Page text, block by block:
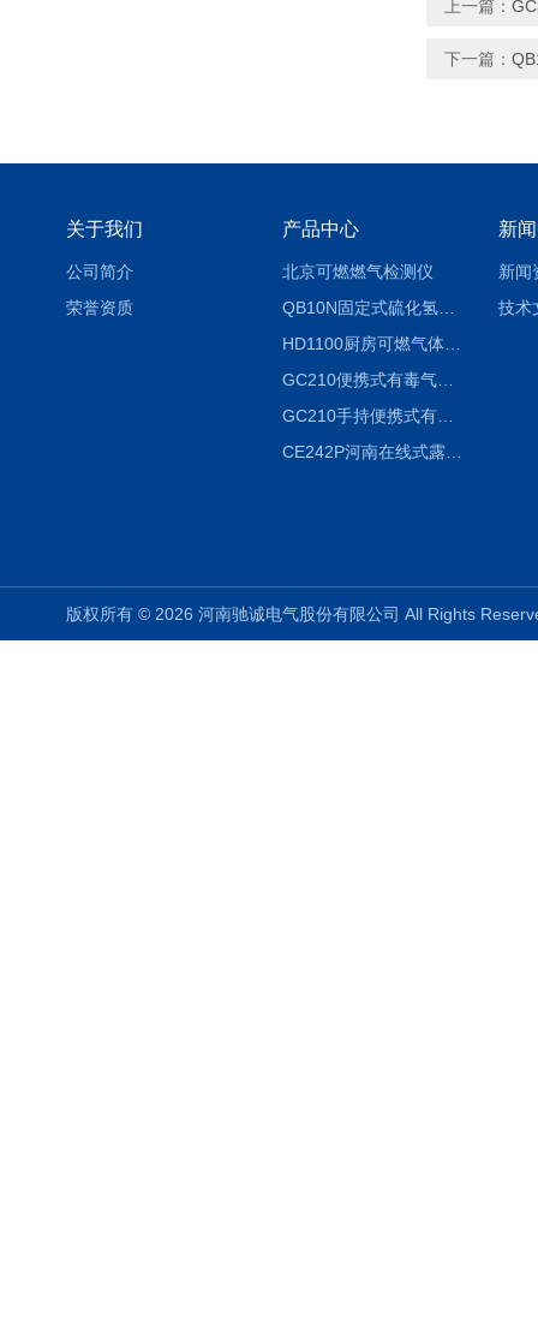
上一篇：
下一篇：
关于我们
公司简介
荣誉资质
产品中心
北京可燃燃气检测仪
QB10N固定式硫化氢气体检测仪H2S气体泄漏探头
HD1100厨房可燃气体泄漏浓度探测器天然气检测仪
GC210便携式有毒气体浓度探测器氨气检测仪养殖场
GC210手持便携式有毒CL2气体探测器氯气检测仪
CE242P河南在线式露点仪
新
新闻
技术
版权所有 © 2026 河南驰诚电气股份有限公司 All Rights